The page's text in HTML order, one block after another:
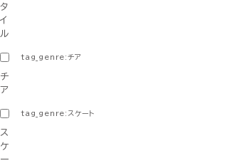
タ
イ
ル
tag_genre:チア
チ
ア
tag_genre:スケート
ス
ケ
ー